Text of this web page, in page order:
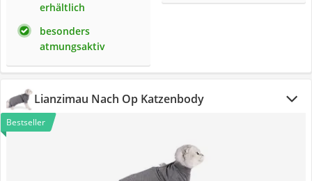
erhältlich
besonders
atmungsaktiv
Lianzimau Nach Op Katzenbody
Bestseller